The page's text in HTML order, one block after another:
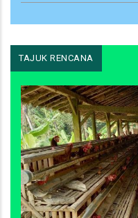
TAJUK RENCANA